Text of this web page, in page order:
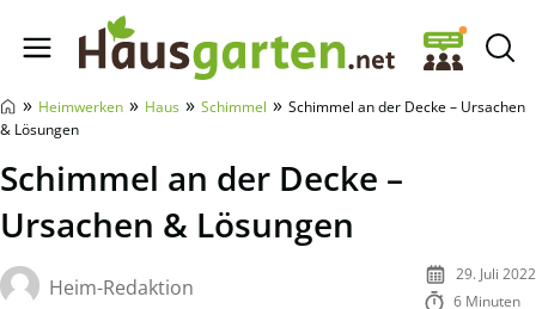
Hausgarten.net
» Heimwerken » Haus » Schimmel » Schimmel an der Decke – Ursachen
& Lösungen
Schimmel an der Decke –
Ursachen & Lösungen
Heim-Redaktion
29. Juli 2022
6 Minuten